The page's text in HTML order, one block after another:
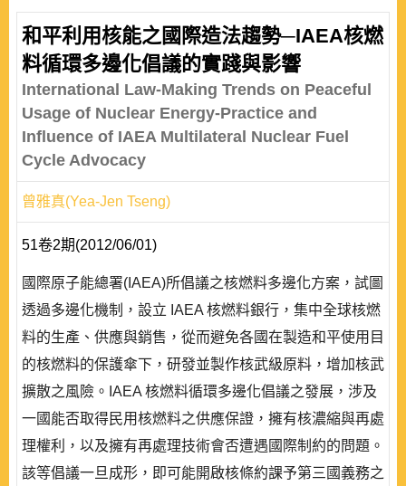
和平利用核能之國際造法趨勢─IAEA核燃
料循環多邊化倡議的實踐與影響
International Law-Making Trends on Peaceful
Usage of Nuclear Energy-Practice and
Influence of IAEA Multilateral Nuclear Fuel
Cycle Advocacy
曾雅真(Yea-Jen Tseng)
51卷2期(2012/06/01)
國際原子能總署(IAEA)所倡議之核燃料多邊化方案，試圖
透過多邊化機制，設立 IAEA 核燃料銀行，集中全球核燃
料的生產、供應與銷售，從而避免各國在製造和平使用目
的核燃料的保護傘下，研發並製作核武級原料，增加核武
擴散之風險。IAEA 核燃料循環多邊化倡議之發展，涉及
一國能否取得民用核燃料之供應保證，擁有核濃縮與再處
理權利，以及擁有再處理技術會否遭遇國際制約的問題。
該等倡議一旦成形，即可能開啟核條約課予第三國義務之